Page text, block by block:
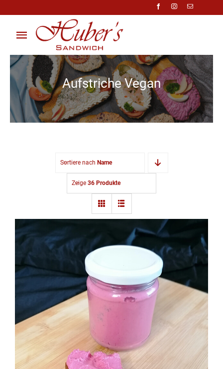
springen
Toggle
Navigation
Über Uns
Anfragen
Preisliste
Aufstriche Vegan
Sortiere nach Name
Zeige 36 Produkte
Rote Rübe Aufstrich